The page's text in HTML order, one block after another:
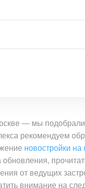
— мы
рекомендуем
новостройки на
обновления,
от ведущих
внимание на